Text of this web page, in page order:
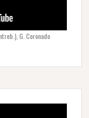
G. Coronado